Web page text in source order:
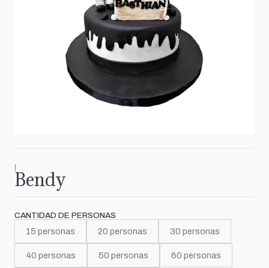
|
Bendy
CANTIDAD DE PERSONAS
15 personas 20 personas 30 personas
40 personas 50 personas 60 personas